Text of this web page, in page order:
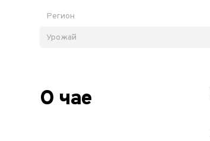
Регион
Урожай
О чае